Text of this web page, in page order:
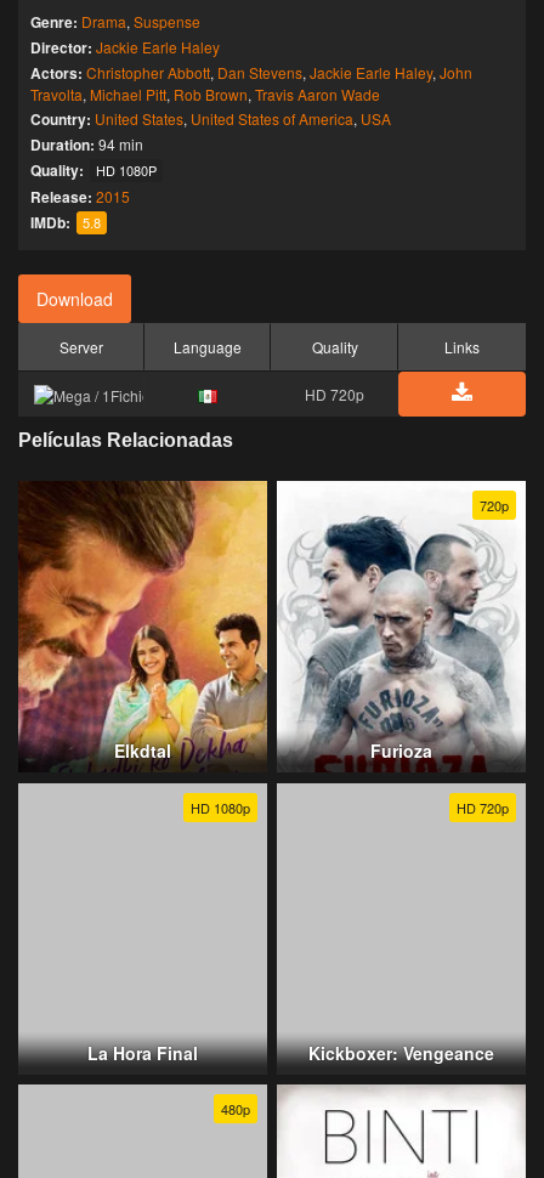
Genre: Drama, Suspense
Director: Jackie Earle Haley
Actors: Christopher Abbott, Dan Stevens, Jackie Earle Haley, John
Travolta, Michael Pitt, Rob Brown, Travis Aaron Wade
Country: United States, United States of America, USA
Duration: 94 min
Quality: HD 1080P
Release: 2015
IMDb: 5.8
Download
Server Language Quality Links
HD 720p
Películas Relacionadas
Elkdtal
720p
Furioza
HD 1080p
La Hora Final
HD 720p
Kickboxer: Vengeance
480p